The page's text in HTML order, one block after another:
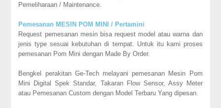
Pemeliharaan / Maintenance.
Pemesanan MESIN POM MINI / Pertamini
Request pemesanan mesin bisa request model atau warna dan
jenis type sesuai kebutuhan di tempat. Untuk itu kami proses
pemesanan Pom Mini dengan Made By Order.
Bengkel perakitan Ge-Tech melayani pemesanan Mesin Pom
Mini Digital Spek Standar, Takaran Flow Sensor, Assy Meter
atau Pemesanan Custom dengan Model Terbaru Yang dipesan.